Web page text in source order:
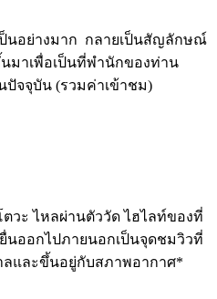
ป็นอย่างมาก กลายเป็นสัญลักษณ์
มาเพื่อเป็นที่พำนักของท่าน
จจุบัน (รวมค่าเข้าชม)
วะ ไหลผ่านตัววัด ไฮไลท์ของที่
นออกไปภายนอกเป็นจุดชมวิวที่
ลและขึ้นอยู่กับสภาพอากาศ*